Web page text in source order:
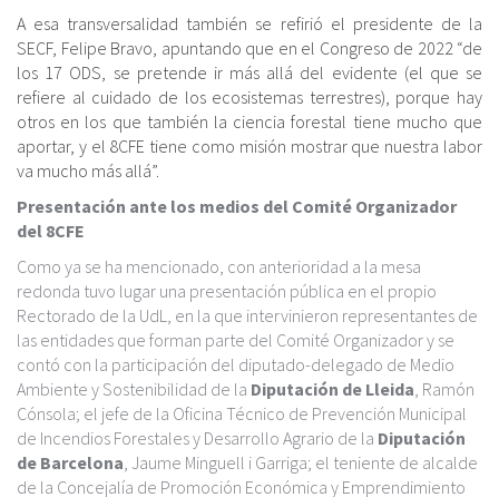
A esa transversalidad también se refirió el presidente de la
SECF, Felipe Bravo, apuntando que en el Congreso de 2022 “de
los 17 ODS, se pretende ir más allá del evidente (el que se
refiere al cuidado de los ecosistemas terrestres), porque hay
otros en los que también la ciencia forestal tiene mucho que
aportar, y el 8CFE tiene como misión mostrar que nuestra labor
va mucho más allá”.
Presentación ante los medios del Comité Organizador
del 8CFE
Como ya se ha mencionado, con anterioridad a la mesa
redonda tuvo lugar una presentación pública en el propio
Rectorado de la UdL, en la que intervinieron representantes de
las entidades que forman parte del Comité Organizador y se
contó con la participación del diputado-delegado de Medio
Ambiente y Sostenibilidad de la Diputación de Lleida , Ramón
Cónsola; el jefe de la Oficina Técnico de Prevención Municipal
de Incendios Forestales y Desarrollo Agrario de la Diputación
de Barcelona , Jaume Minguell i Garriga; el teniente de alcalde
de la Concejalía de Promoción Económica y Emprendimiento